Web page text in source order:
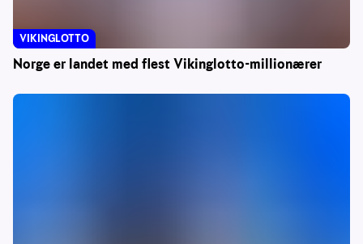
Norge er landet med flest Vikinglotto-millionærer
VIKINGLOTTO